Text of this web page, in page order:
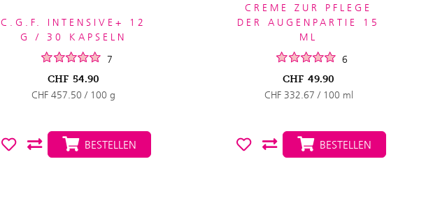
C.G.F. INTENSIVE+ 12
G / 30 KAPSELN
7
CHF 54.90
CHF 457.50 / 100 g
BESTELLEN
CREME ZUR PFLEGE
DER AUGENPARTIE 15
ML
6
CHF 49.90
CHF 332.67 / 100 ml
BESTELLEN